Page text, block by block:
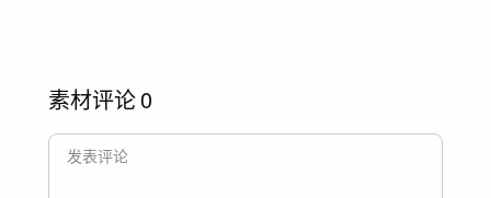
素材评论0